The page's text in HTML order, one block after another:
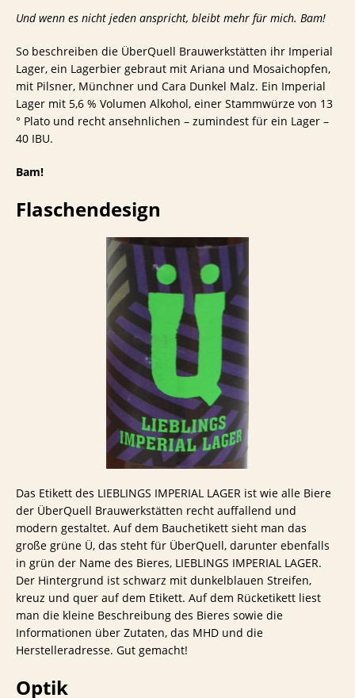
Und wenn es nicht jeden anspricht, bleibt mehr für mich. Bam!
So beschreiben die ÜberQuell Brauwerkstätten ihr Imperial
Lager, ein Lagerbier gebraut mit Ariana und Mosaichopfen,
mit Pilsner, Münchner und Cara Dunkel Malz. Ein Imperial
Lager mit 5,6 % Volumen Alkohol, einer Stammwürze von 13
° Plato und recht ansehnlichen – zumindest für ein Lager –
40 IBU.
Bam!
Flaschendesign
Das Etikett des LIEBLINGS IMPERIAL LAGER ist wie alle Biere
der ÜberQuell Brauwerkstätten recht auffallend und
modern gestaltet. Auf dem Bauchetikett sieht man das
große grüne Ü, das steht für ÜberQuell, darunter ebenfalls
in grün der Name des Bieres, LIEBLINGS IMPERIAL LAGER.
Der Hintergrund ist schwarz mit dunkelblauen Streifen,
kreuz und quer auf dem Etikett. Auf dem Rücketikett liest
man die kleine Beschreibung des Bieres sowie die
Informationen über Zutaten, das MHD und die
Herstelleradresse. Gut gemacht!
Optik